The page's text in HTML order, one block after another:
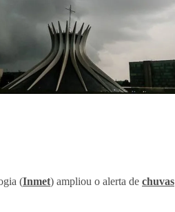
(Inmet) ampliou o alerta de chuvas